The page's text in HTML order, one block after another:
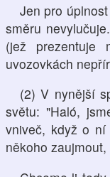
Jen pro
směru
(jež prezentuje
uvozovkách
(2) V nynější
světu: "Haló,
vniveč, když o
někoho